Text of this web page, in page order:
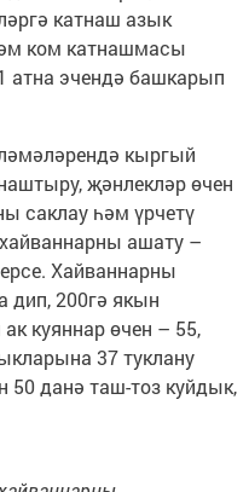
катнаш азык
ком катнашмасы
атна эчендә башкарып
кыргый
җәнлекләр өчен
саклау һәм үрчетү
ашату –
Хайваннарны
дип, 200гә якын
куяннар өчен – 55,
37 туклану
данә таш-тоз куйдык,